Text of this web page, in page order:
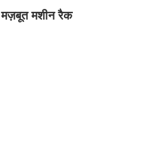
मज़बूत मशीन रैक